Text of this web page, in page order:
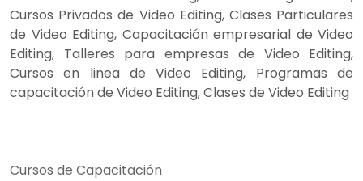
Cursos Privados de Video Editing, Clases Particulares
de Video Editing, Capacitación empresarial de Video
Editing, Talleres para empresas de Video Editing,
Cursos en linea de Video Editing, Programas de
capacitación de Video Editing, Clases de Video Editing
Cursos de Capacitación